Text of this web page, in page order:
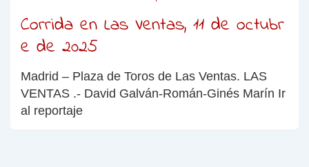
Corrida en Las Ventas, 11 de octubr
e de 2025
Madrid – Plaza de Toros de Las Ventas. LAS
VENTAS .- David Galván-Román-Ginés Marín Ir
al reportaje